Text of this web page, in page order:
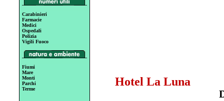
Carabinieri
Farmacie
Medici
Ospedali
Polizia
Vigili Fuoco
Fiumi
Mare
Monti
Parchi
Terme
Hotel La Luna